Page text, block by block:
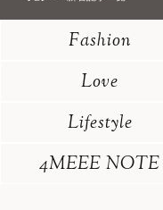
Fashion
Love
Lifestyle
4MEEE NOTE